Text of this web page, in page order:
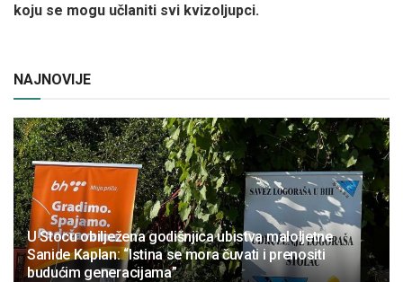
koju se mogu učlaniti svi kvizoljupci.
NAJNOVIJE
U Stocu obilježena godišnjica ubistva maloljetne
Sanide Kaplan: “Istina se mora čuvati i prenositi
budućim generacijama”